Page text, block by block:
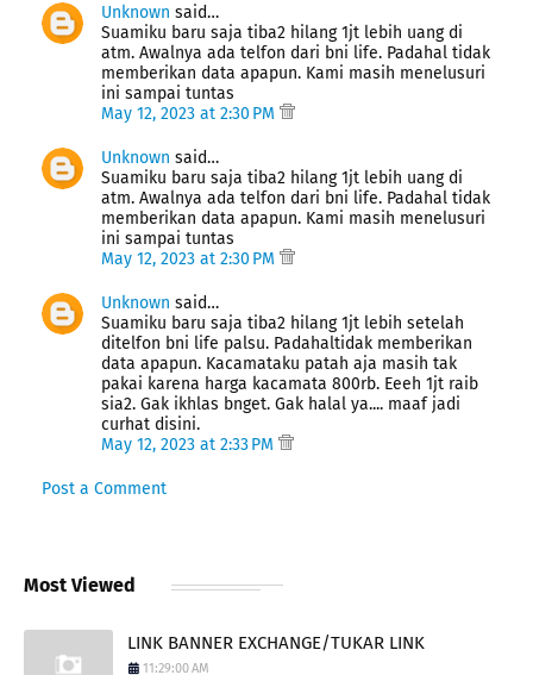
Unknown said…
Suamiku baru saja tiba2 hilang 1jt lebih uang di
atm. Awalnya ada telfon dari bni life. Padahal tidak
memberikan data apapun. Kami masih menelusuri
ini sampai tuntas
May 12, 2023 at 2:30 PM
Unknown said…
Suamiku baru saja tiba2 hilang 1jt lebih uang di
atm. Awalnya ada telfon dari bni life. Padahal tidak
memberikan data apapun. Kami masih menelusuri
ini sampai tuntas
May 12, 2023 at 2:30 PM
Unknown said…
Suamiku baru saja tiba2 hilang 1jt lebih setelah
ditelfon bni life palsu. Padahaltidak memberikan
data apapun. Kacamataku patah aja masih tak
pakai karena harga kacamata 800rb. Eeeh 1jt raib
sia2. Gak ikhlas bnget. Gak halal ya.... maaf jadi
curhat disini.
May 12, 2023 at 2:33 PM
Post a Comment
Most Viewed
LINK BANNER EXCHANGE/TUKAR LINK
11:29:00 AM